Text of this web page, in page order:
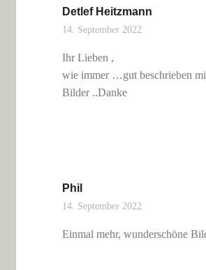
Detlef Heitzmann
14. September 2022
Ihr Lieben ,
wie immer …gut beschrieben
Bilder ..Danke
Phil
14. September 2022
Einmal mehr, wunderschöne